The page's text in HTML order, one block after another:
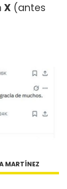
X (antes
MARTÍNEZ